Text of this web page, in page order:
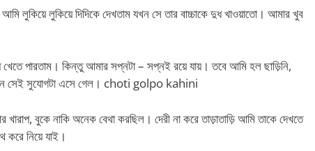
লুকিয়ে লুকিয়ে দিদিকে দেখতাম যখন সে তার বাচ্চাকে দুধ খাওয়াতো। আমার খুব
পারতাম। কিন্তু আমার সপ্নটা – সপ্নই রয়ে যায়। তবে আমি হল ছাড়িনি,
সেই সুযোগটা এসে গেল। choti golpo kahini
খারাপ, বুকে নাকি অনেক বেথা করছিল। দেরী না করে তাড়াতাড়ি আমি তাকে দেখতে
করে নিয়ে যাই।